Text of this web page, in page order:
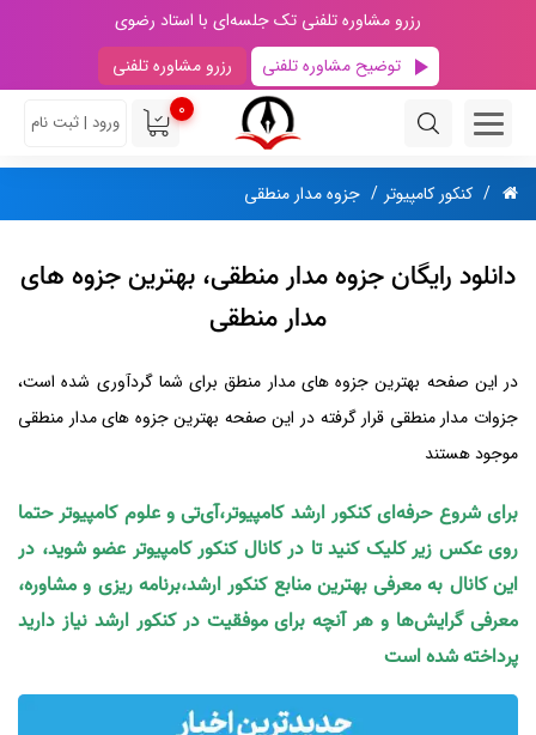
رزرو مشاوره تلفنی تک جلسه‌ای با استاد رضوی
توضیح مشاوره تلفنی
رزرو مشاوره تلفنی
0
ورود | ثبت نام
کنکور کامپیوتر جزوه مدار منطقی
دانلود رایگان جزوه مدار منطقی، بهترین جزوه های
مدار منطقی
در این صفحه بهترین جزوه های مدار منطق برای شما گردآوری شده است،
جزوات مدار منطقی قرار گرفته در این صفحه بهترین جزوه های مدار منطقی
موجود هستند
برای شروع حرفه‌ای کنکور ارشد کامپیوتر،آی‌تی و علوم کامپیوتر حتما
روی عکس زیر کلیک کنید تا در کانال کنکور کامپیوتر عضو شوید، در
این کانال به معرفی بهترین منابع کنکور ارشد،برنامه ریزی و مشاوره،
معرفی گرایش‌ها و هر آنچه برای موفقیت در کنکور ارشد نیاز دارید
پرداخته شده است